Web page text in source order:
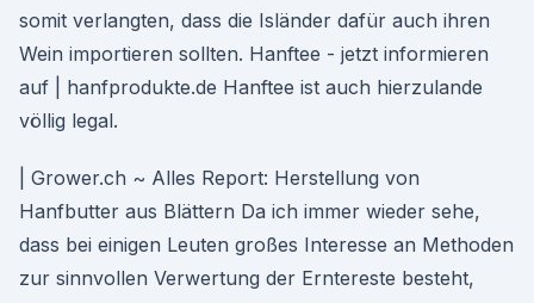
somit verlangten, dass die Isländer dafür auch ihren
Wein importieren sollten. Hanftee - jetzt informieren
auf | hanfprodukte.de Hanftee ist auch hierzulande
völlig legal.
| Grower.ch ~ Alles Report: Herstellung von
Hanfbutter aus Blättern Da ich immer wieder sehe,
dass bei einigen Leuten großes Interesse an Methoden
zur sinnvollen Verwertung der Erntereste besteht,